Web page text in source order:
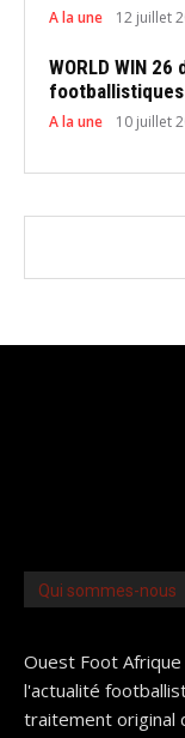
A la une 12 juillet
WORLD WIN
A la une 10 juillet
Qui sommes-nous
Ouest Foot
l'actualité
traitement original